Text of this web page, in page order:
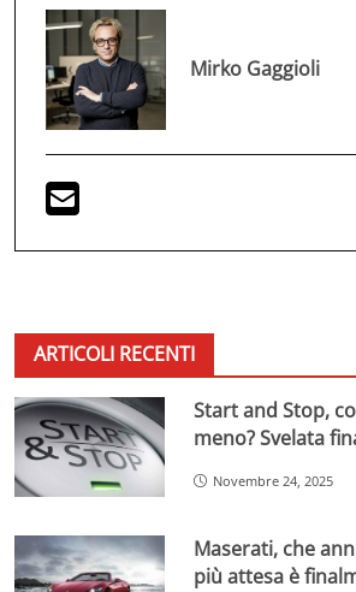
Mirko Gaggioli
ARTICOLI RECENTI
Start and Stop,
meno? Svelata
Novembre 24, 2025
Maserati, che
più attesa è